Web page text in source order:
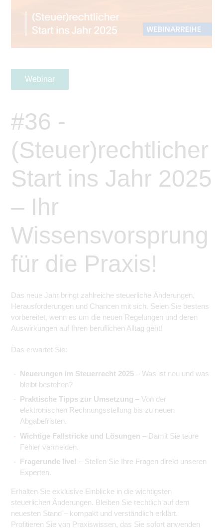
Webinar
#36 -
(Steuer)rechtlicher
Start ins Jahr 2025
– Ihr
Wissensvorsprung
für die Praxis!
Das neue Jahr bringt zahlreiche steuerliche Änderungen,
Herausforderungen und Chancen mit sich. Seien Sie bestens
vorbereitet, wenn es um die neuen Regelungen und deren
Auswirkungen auf Ihren beruflichen Alltag geht!
Das erwartet Sie:
Neuerungen im Steuerrecht 2025 – Was ist neu und was
bleibt bestehen?
Praktische Tipps zur Umsetzung – Von der
elektronischen Rechnungsstellung bis zu neuen
Abgabefristen.
Wichtige Fallstricke und Lösungen – Damit Sie teure
Fehler vermeiden.
Fragerunde live! – Stellen Sie Ihre Fragen direkt unseren
Experten.
Erhalten Sie exklusive Einblicke in die wichtigsten
steuerlichen Änderungen. Bleiben Sie rechtlich auf dem
neuesten Stand – kompakt und verständlich erklärt.
Profitieren Sie von Praxiswissen, das Sie sofort anwenden